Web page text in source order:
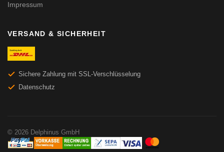
Impressum
VERSAND & SICHERHEIT
Sichere Zahlung mit SSL-Verschlüsselung
Datenschutz
© 2026 Delphinus GmbH